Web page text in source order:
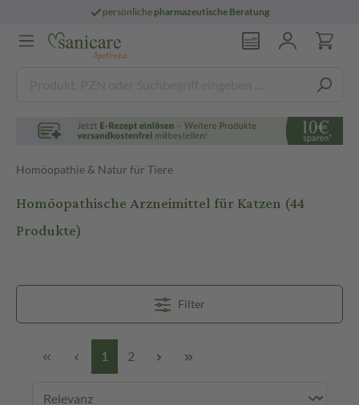
persönliche pharmazeutische Beratung
Homöopathie & Natur für Tiere
Homöopathische Arzneimittel für Katzen (44
Produkte)
Filter
1 2